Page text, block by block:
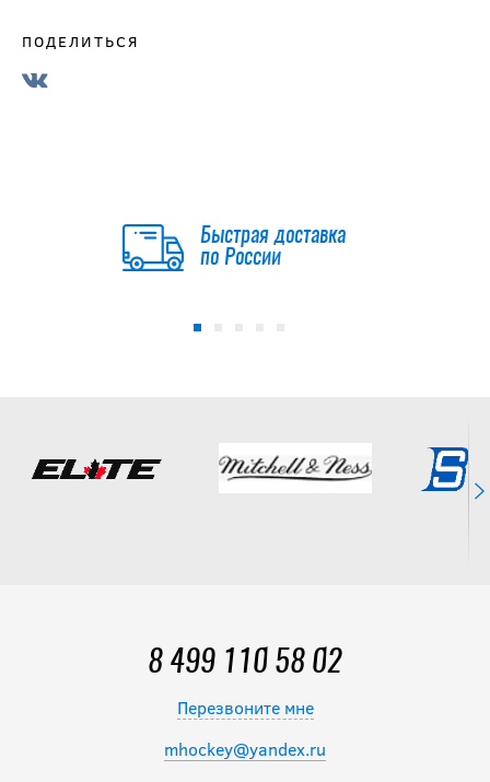
ПОДЕЛИТЬСЯ
Быстрая доставка
по России
8 499 110 58 02
Перезвоните мне
mhockey@yandex.ru